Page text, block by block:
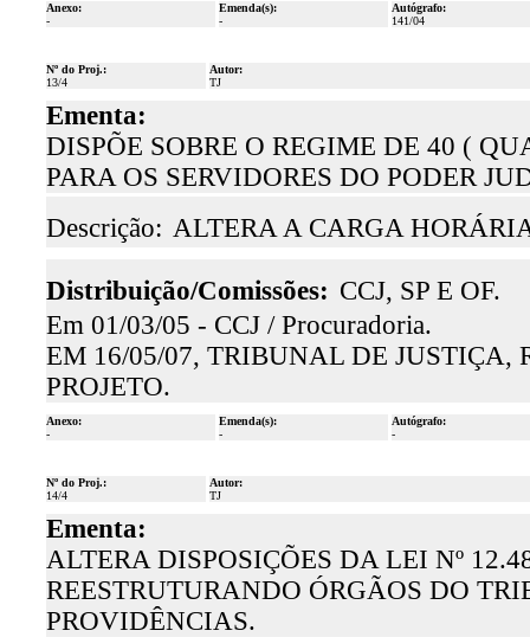
Anexo:
-
Emenda(s):
-
Autógrafo:
141/04
Nº do Proj.:
13/4
Autor:
TJ
Ementa:
DISPÕE SOBRE O REGIME DE 40 (
PARA OS SERVIDORES DO PODER
Descrição: ALTERA A CARGA
Distribuição/Comissões: CCJ, SP E OF.
Em 01/03/05 - CCJ / Procuradoria.
EM 16/05/07, TRIBUNAL DE JUSTIÇA,
PROJETO.
Anexo:
-
Emenda(s):
-
Autógrafo:
-
Nº do Proj.:
14/4
Autor:
TJ
Ementa:
ALTERA DISPOSIÇÕES DA LEI Nº
REESTRUTURANDO ÓRGÃOS DO
PROVIDÊNCIAS.